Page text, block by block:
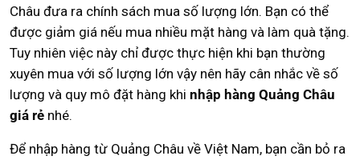
Châu đưa ra chính sách mua số lượng lớn. Bạn có thể
được giảm giá nếu mua nhiều mặt hàng và làm quà tặng.
Tuy nhiên việc này chỉ được thực hiện khi bạn thường
xuyên mua với số lượng lớn vậy nên hãy cân nhắc về số
lượng và quy mô đặt hàng khi nhập hàng Quảng Châu
giá rẻ nhé.
Để nhập hàng từ Quảng Châu về Việt Nam, bạn cần bỏ ra